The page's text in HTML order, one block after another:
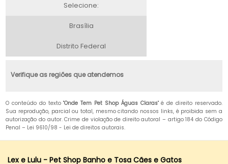
Selecione:
Brasília
Distrito Federal
Verifique as regiões que atendemos
O conteúdo do texto "Onde Tem Pet Shop Águas Claras" é de direito reservado.
Sua reprodução, parcial ou total, mesmo citando nossos links, é proibida sem a
autorização do autor. Crime de violação de direito autoral – artigo 184 do Código
Penal – Lei 9610/98 - Lei de direitos autorais.
Lex e Lulu - Pet Shop Banho e Tosa Cães e Gatos